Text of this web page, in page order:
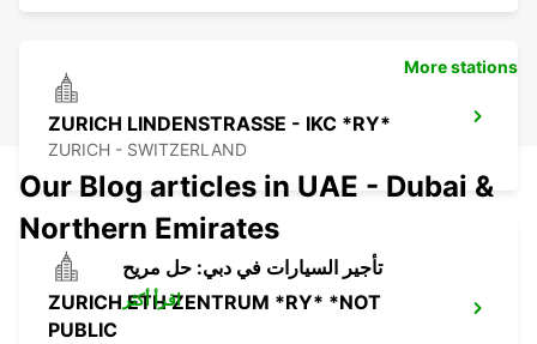
ZURICH LINDENSTRASSE - IKC *RY*
ZURICH - SWITZERLAND
ZURICH ETH ZENTRUM *RY* *NOT
PUBLIC
More stations
Our Blog articles in UAE - Dubai &
Northern Emirates
تأجير السيارات في دبي: حل مريح
اقرأ أكثر